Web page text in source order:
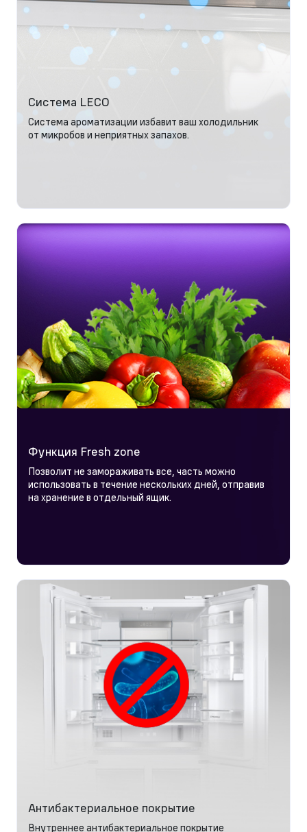
Система LECO
Система ароматизации избавит ваш холодильник
от микробов и неприятных запахов.
Функция Fresh zone
Позволит не замораживать все, часть можно
использовать в течение нескольких дней, отправив
на хранение в отдельный ящик.
Антибактериальное покрытие
Внутреннее антибактериальное покрытие